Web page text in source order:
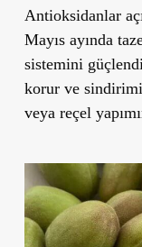
Antioksidanlar
Mayıs ayında
sistemini
korur ve
veya reçel